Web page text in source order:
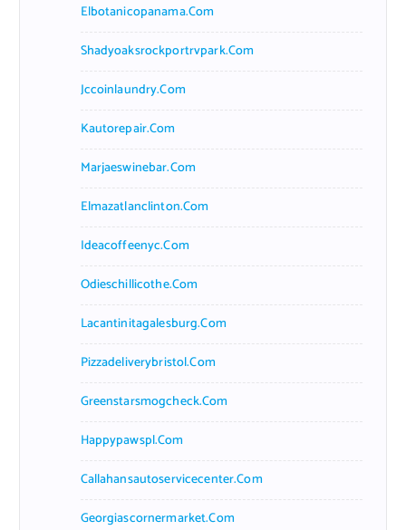
Elbotanicopanama.com
Shadyoaksrockportrvpark.com
Jccoinlaundry.com
Kautorepair.com
Marjaeswinebar.com
Elmazatlanclinton.com
Ideacoffeenyc.com
Odieschillicothe.com
Lacantinitagalesburg.com
Pizzadeliverybristol.com
Greenstarsmogcheck.com
Happypawspl.com
Callahansautoservicecenter.com
Georgiascornermarket.com